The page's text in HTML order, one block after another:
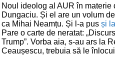
Noul ideolog al AUR în materie
Dungaciu. Și el are un volum
ca Mihai Neamțu. Și l-a pus și
Pare o carte de neratat:
Trump”. Vorba aia, s-au ars la
Ceaușescu, trebuia să le